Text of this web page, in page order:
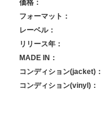
価格：
フォーマット：
レーベル：
リリース年：
MADE IN：
コンディション(jacket)：
コンディション(vinyl)：